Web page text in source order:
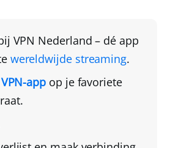
VPN Nederland – dé app
wereldwijde streaming.
VPN-app op je favoriete